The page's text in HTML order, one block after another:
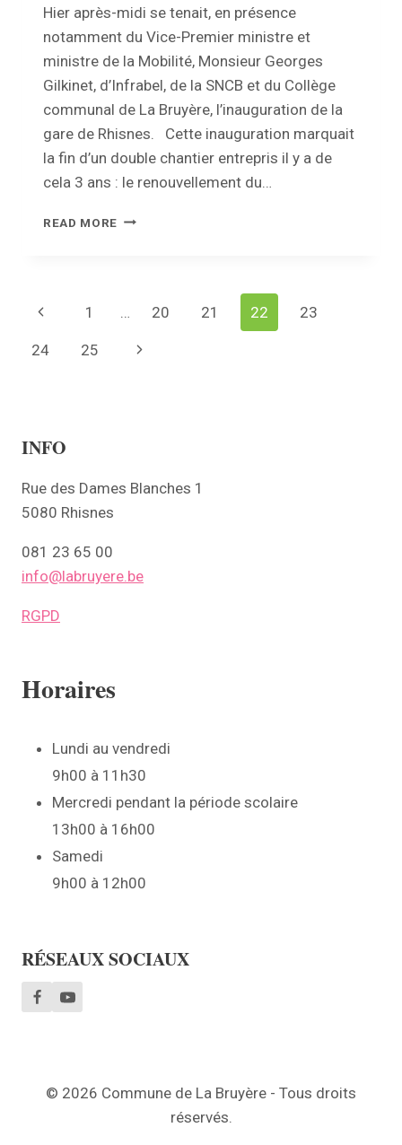
Hier après-midi se tenait, en présence
notamment du Vice-Premier ministre et
ministre de la Mobilité, Monsieur Georges
Gilkinet, d’Infrabel, de la SNCB et du Collège
communal de La Bruyère, l’inauguration de la
gare de Rhisnes. Cette inauguration marquait
la fin d’un double chantier entrepris il y a de
cela 3 ans : le renouvellement du…
READ MORE INAUGURATION
RHISNES
MERCREDI
Page
navigation
Previous
Page
1 … 20 21 22 23
24 25
Next
INFO
Rue des Dames Blanches 1
5080 Rhisnes
081 23 65 00
info@labruyere.be
RGPD
Horaires
Lundi au vendredi
9h00 à 11h30
Mercredi pendant la période scolaire
13h00 à 16h00
Samedi
9h00 à 12h00
RÉSEAUX SOCIAUX
© 2026 Commune de La Bruyère - Tous droits
réservés.